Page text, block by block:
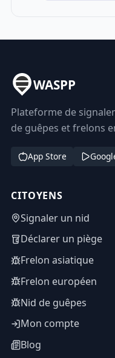
WASPP
Plateforme de
de guêpes et frelons
App Store
CITOYENS
Signaler un nid
Déclarer un piège
Frelon asiatique
Frelon européen
Nid de guêpes
Mon compte
Blog